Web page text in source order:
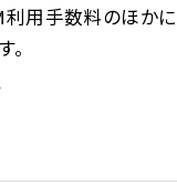
用手数料のほか
。